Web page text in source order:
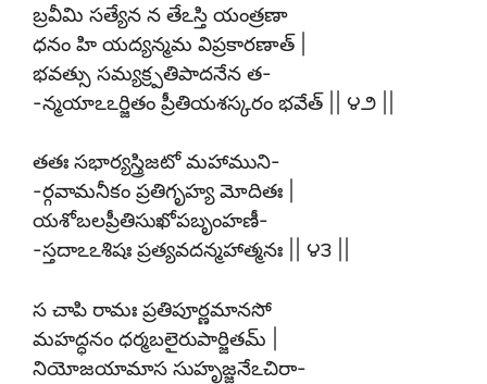
బ్రవీమి సత్యేన న తేఽస్తి యంత్రణా
ధనం హి యద్యన్మమ విప్రకారణాత్ |
భవత్సు సమ్యక్ర్పతిపాదనేన త-
-న్మయాఽఽర్జితం ప్రీతియశస్కరం భవేత్ || ౪౨ ||
తతః సభార్యస్త్రిజటో మహాముని-
-ర్గవామనీకం ప్రతిగృహ్య మోదితః |
యశోబలప్రీతిసుఖోపబృంహణీ-
-స్తదాఽఽశిషః ప్రత్యవదన్మహాత్మనః || ౪౩ ||
స చాపి రామః ప్రతిపూర్ణమానసో
మహద్ధనం ధర్మబలైరుపార్జితమ్ |
నియోజయామాస సుహృజ్జనేఽచిరా-